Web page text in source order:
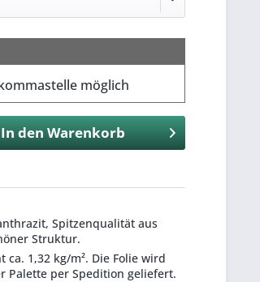
möglich
In denWarenkorb
Spitzenqualität aus
Struktur.
ca. 1,32 kg/m². Die Folie wird
Palette per Spedition geliefert.